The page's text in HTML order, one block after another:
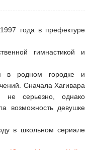
года в префектуре
гимнастикой и
в родном городке и
Сначала Хагивара
не серьезно, однако
возможность девушке
в школьном сериале